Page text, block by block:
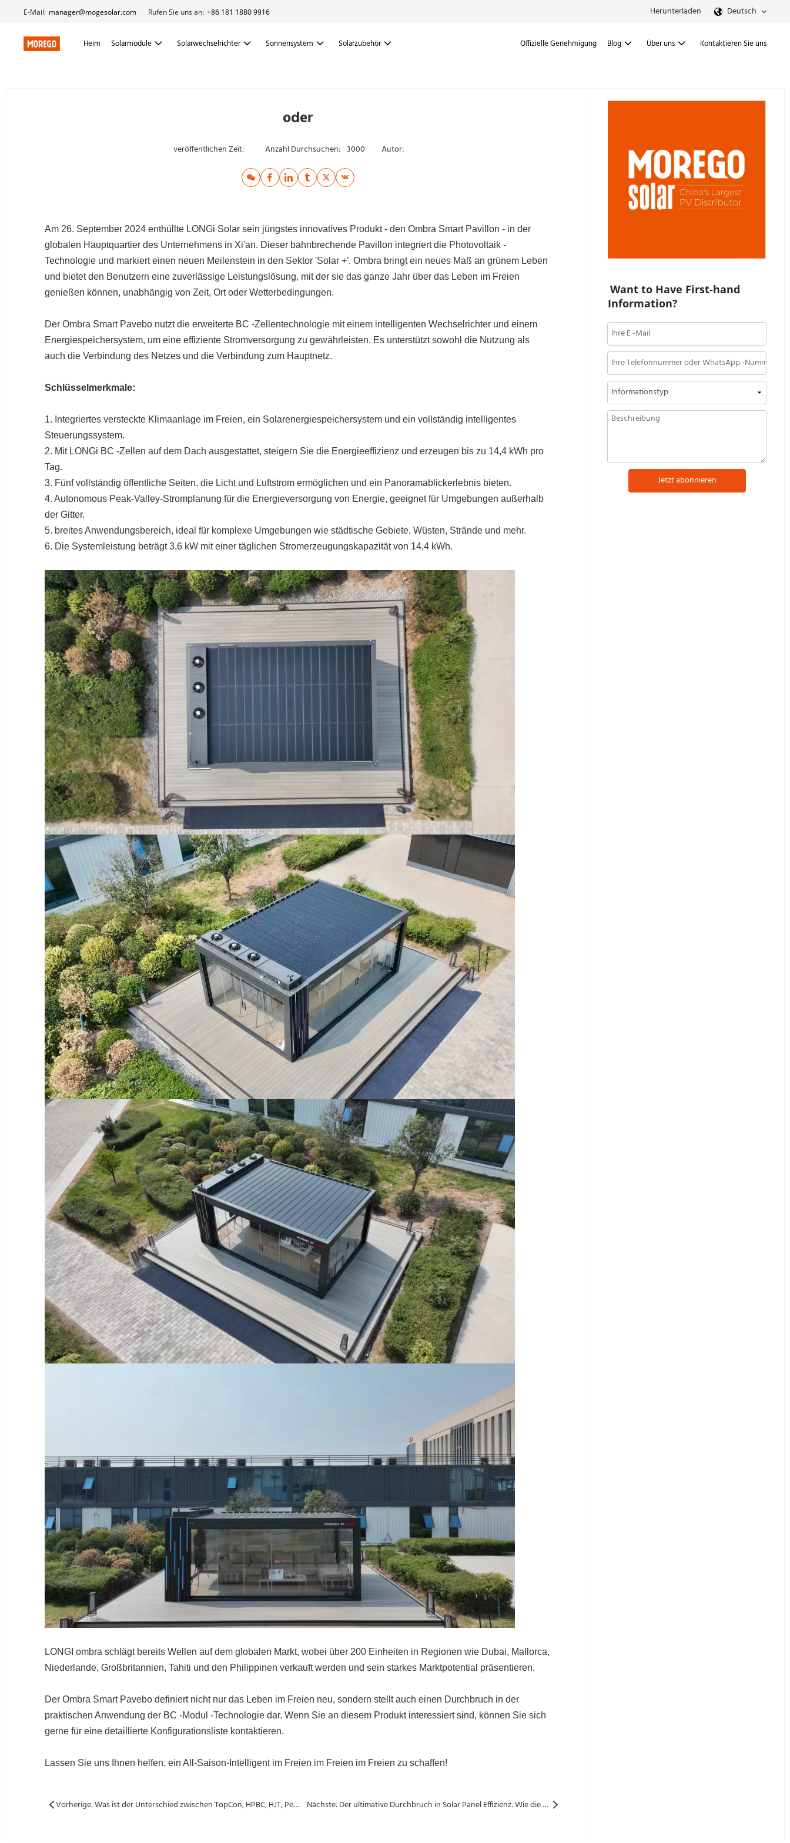
E-Mail: manager@mogesolar.com Rufen Sie uns an: +86 181 1880 9916 Herunterladen Deutsch
Heim Solarmodule Solarwechselrichter Sonnensystem Solarzubehör Offizielle Genehmigung Blog Über uns Kontaktieren Sie uns
oder
veröffentlichen Zeit: Anzahl Durchsuchen: 3000 Autor:
Am 26. September 2024 enthüllte LONGi Solar sein jüngstes innovatives Produkt - den Ombra Smart Pavillon - in der
globalen Hauptquartier des Unternehmens in Xi'an. Dieser bahnbrechende Pavillon integriert die Photovoltaik -
Technologie und markiert einen neuen Meilenstein in den Sektor 'Solar +'. Ombra bringt ein neues Maß an grünem Leben
und bietet den Benutzern eine zuverlässige Leistungslösung, mit der sie das ganze Jahr über das Leben im Freien
genießen können, unabhängig von Zeit, Ort oder Wetterbedingungen.
Der Ombra Smart Pavebo nutzt die erweiterte BC -Zellentechnologie mit einem intelligenten Wechselrichter und einem
Energiespeichersystem, um eine effiziente Stromversorgung zu gewährleisten. Es unterstützt sowohl die Nutzung als
auch die Verbindung des Netzes und die Verbindung zum Hauptnetz.
Schlüsselmerkmale:
1. Integriertes versteckte Klimaanlage im Freien, ein Solarenergiespeichersystem und ein vollständig intelligentes
Steuerungssystem.
2. Mit LONGi BC -Zellen auf dem Dach ausgestattet, steigern Sie die Energieeffizienz und erzeugen bis zu 14,4 kWh pro
Tag.
3. Fünf vollständig öffentliche Seiten, die Licht und Luftstrom ermöglichen und ein Panoramablickerlebnis bieten.
4. Autonomous Peak-Valley-Stromplanung für die Energieversorgung von Energie, geeignet für Umgebungen außerhalb
der Gitter.
5. breites Anwendungsbereich, ideal für komplexe Umgebungen wie städtische Gebiete, Wüsten, Strände und mehr.
6. Die Systemleistung beträgt 3,6 kW mit einer täglichen Stromerzeugungskapazität von 14,4 kWh.
LONGI ombra schlägt bereits Wellen auf dem globalen Markt, wobei über 200 Einheiten in Regionen wie Dubai, Mallorca,
Niederlande, Großbritannien, Tahiti und den Philippinen verkauft werden und sein starkes Marktpotential präsentieren.
Der Ombra Smart Pavebo definiert nicht nur das Leben im Freien neu, sondern stellt auch einen Durchbruch in der
praktischen Anwendung der BC -Modul -Technologie dar. Wenn Sie an diesem Produkt interessiert sind, können Sie sich
gerne für eine detaillierte Konfigurationsliste kontaktieren.
Lassen Sie uns Ihnen helfen, ein All-Saison-Intelligent im Freien im Freien im Freien zu schaffen!
Vorherige: Was ist der Unterschied zwischen TopCon, HPBC, HJT, Perc? Nächste: Der ultimative Durchbruch in Solar Panel Effizienz: Wie die BC -Technologie die Zukunft der Branche verändert
Want to Have First-hand
Information?
Jetzt abonnieren